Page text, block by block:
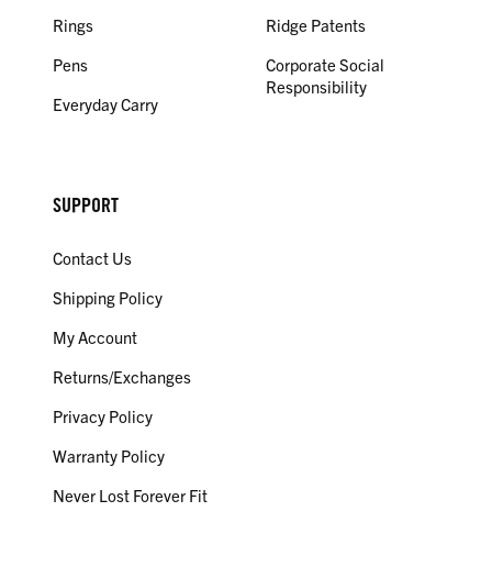
Rings
Pens
Everyday Carry
Ridge Patents
Corporate Social
Responsibility
SUPPORT
Contact Us
Shipping Policy
My Account
Returns/Exchanges
Privacy Policy
Warranty Policy
Never Lost Forever Fit